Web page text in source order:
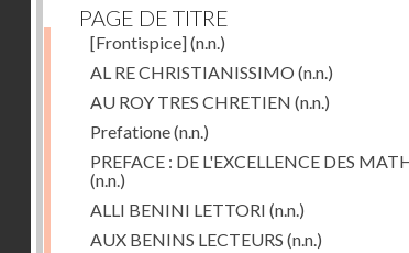
PAGE DE TITRE
[Frontispice](n.n.)
AL RE CHRISTIANISSIMO (n.n.)
AU ROY TRES CHRETIEN (n.n.)
Prefatione(n.n.)
PREFACE : DE L'EXCELLENCE DES
(n.n.)
ALLI BENINI LETTORI (n.n.)
AUX BENINS LECTEURS (n.n.)